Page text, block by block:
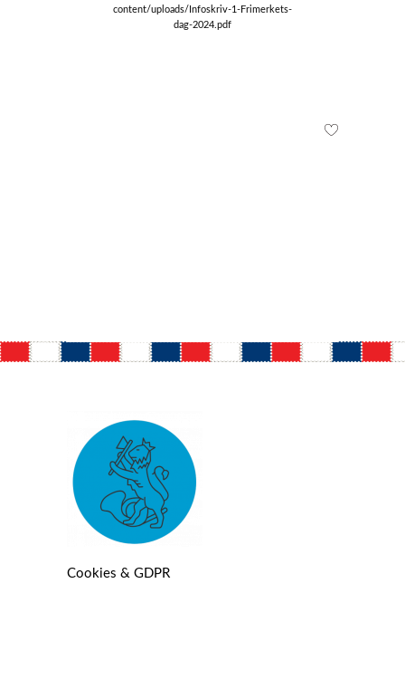
content/uploads/Infoskriv-1-Frimerkets-
dag-2024.pdf
Cookies & GDPR